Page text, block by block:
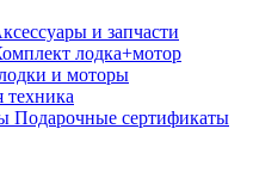
и запчасти
лодка+мотор
и моторы
техника
Подарочные сертификаты